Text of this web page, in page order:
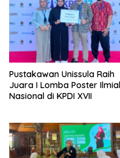
Pustakawan Unissula Raih
Juara I Lomba Poster
Nasional di KPDI XVII